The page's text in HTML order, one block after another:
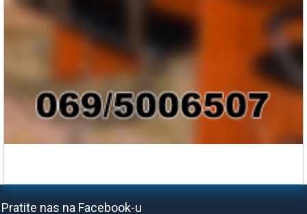
Pratite nas na Facebook-u